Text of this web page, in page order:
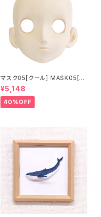
マスク05[クール] MASK05[C
OOL]
¥5,148
40%OFF